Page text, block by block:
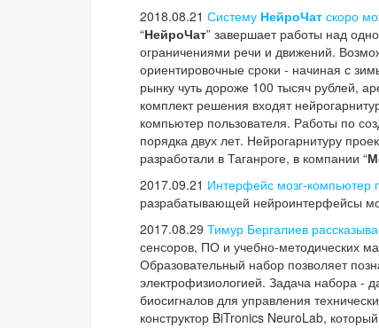
2018.08.21 Систему НейроЧат скоро
“НейроЧат” завершает работы над
ограничениями речи и движений.
ориентировочные сроки - начиная с
рынку чуть дороже 100 тысяч рублей,
комплект решения входят
компьютер пользователя. Работы по
порядка двух лет. Нейрогарнитуру
разработали в Таганроге, в компании “
2017.09.21 Интерфейс мозг-компьютер
разрабатывающей нейроинтерфейсы
2017.08.29 Тимур Бергалиев
сенсоров, ПО и учебно-методических
Образовательный набор позволяет
электрофизиологией. Задача набора -
биосигналов для управления
конструктор BiTronics NeuroLab,